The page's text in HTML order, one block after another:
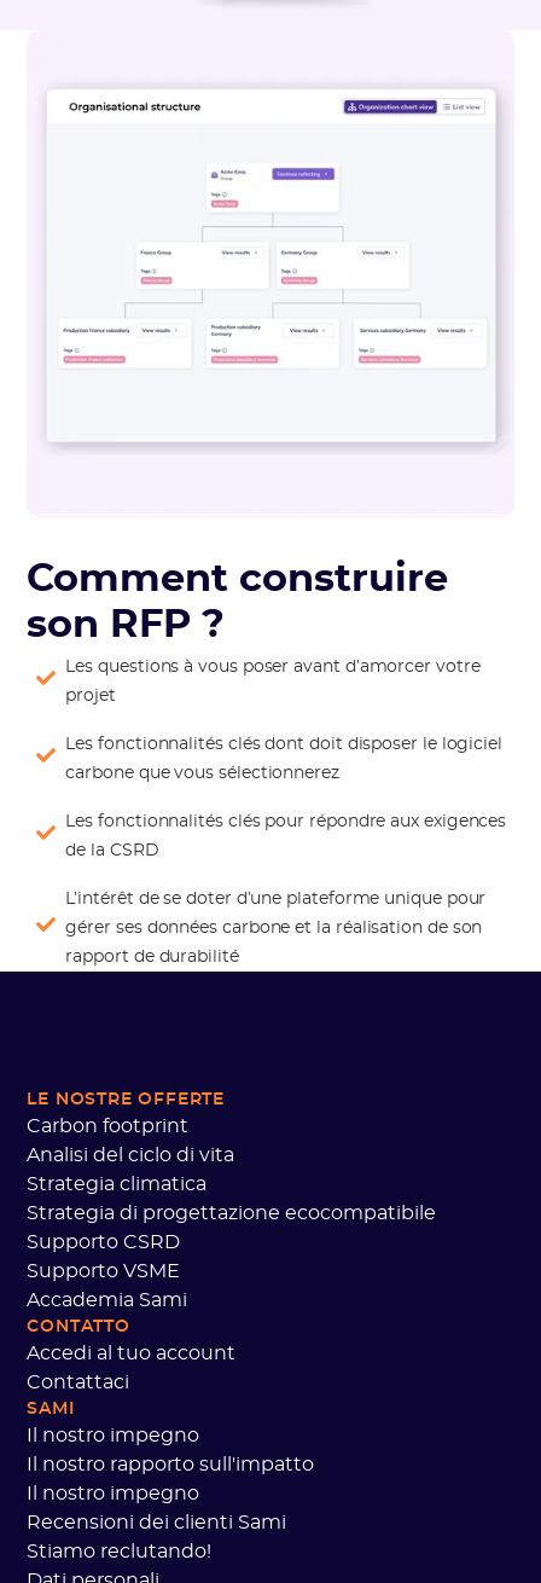
Comment construire
son RFP ?
Les questions à vous poser avant d’amorcer votre
projet
Les fonctionnalités clés dont doit disposer le logiciel
carbone que vous sélectionnerez
Les fonctionnalités clés pour répondre aux exigences
de la CSRD
L’intérêt de se doter d’une plateforme unique pour
gérer ses données carbone et la réalisation de son
rapport de durabilité
LE NOSTRE OFFERTE
Carbon footprint
Analisi del ciclo di vita
Strategia climatica
Strategia di progettazione ecocompatibile
Supporto CSRD
Supporto VSME
Accademia Sami
CONTATTO
Accedi al tuo account
Contattaci
SAMI
Il nostro impegno
Il nostro rapporto sull'impatto
Il nostro impegno
Recensioni dei clienti Sami
Stiamo reclutando!